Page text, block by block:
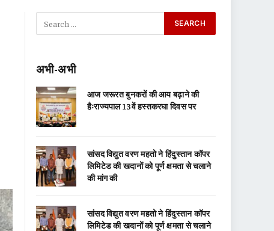
अभी-अभी
आज जरूरत बुनकरों की आय बढ़ाने की
हैःराज्यपाल 13वें हस्तकरघा दिवस पर
सांसद विद्युत वरण महतो ने हिंदुस्तान कॉपर
लिमिटेड की खदानों को पूर्ण क्षमता से चलाने
की मांग की
सांसद विद्युत वरण महतो ने हिंदुस्तान कॉपर
लिमिटेड की खदानों को पूर्ण क्षमता से चलाने